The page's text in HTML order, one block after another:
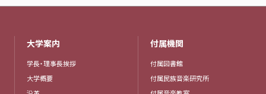
大学案内
学長・理事長挨拶
大学概要
付属機関
付属図書館
付属民族音楽研究所